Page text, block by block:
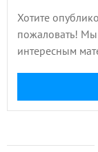
Хотите
пожаловать!
интересным